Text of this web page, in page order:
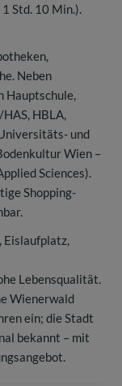
Std. 10 Min.).
Neben
Hauptschule,
HBLA,
und
Wien –
Sciences).
Shopping-
Eislaufplatz,
Lebensqualität.
Wienerwald
ein; die Stadt
bekannt – mit